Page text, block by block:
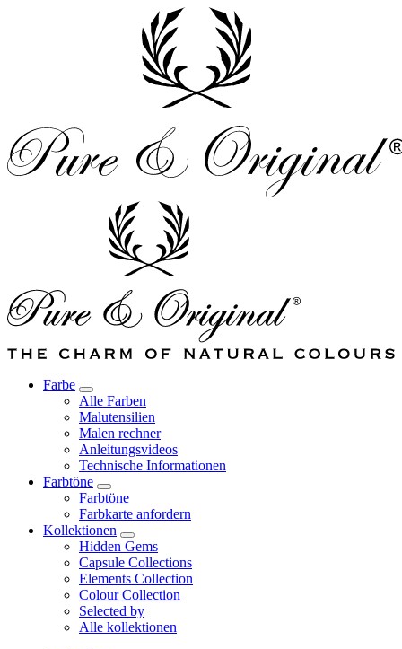
Farbe
Alle Farben
Malutensilien
Malen rechner
Anleitungsvideos
Technische Informationen
Farbtöne
Farbtöne
Farbkarte anfordern
Kollektionen
Hidden Gems
Capsule Collections
Elements Collection
Colour Collection
Selected by
Alle kollektionen